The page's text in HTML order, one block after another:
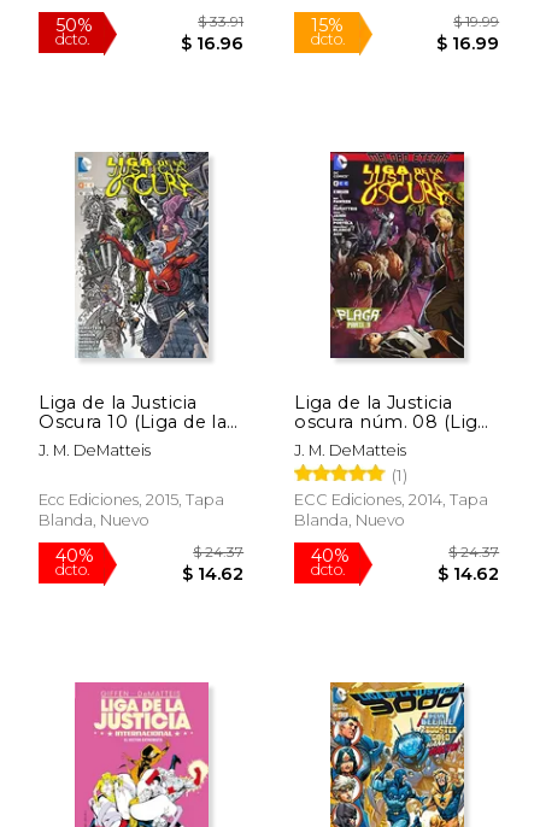
50%
dcto.
$ 33.91
$ 16.96
15%
dcto. $
Rápido
Liga de la Justicia
Oscura 10 (Liga de la
Justicia Oscura
(Nuevo Universo Dc))
J. M. DeMatteis
Ecc Ediciones, 2015, Tapa
Blanda, Nuevo
Liga de la Justicia
oscura núm. 08 (Liga
de la Justicia oscura
(Nuevo Universo DC))
J. M. DeMatteis
(1)
ECC Ediciones, 2014, Tapa
Blanda, Nuevo